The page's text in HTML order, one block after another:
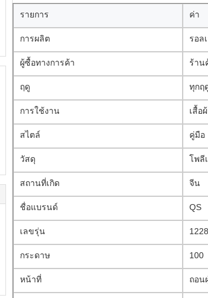
รายการ ค่า
การผลิต รอล
ผู้ซื้อทางการค้า ร้าน
ฤดู ทุกฤ
การใช้งาน เสื้อ
สไตล์ คู่มือ
วัสดุ โพลี
สถานที่เกิด จีน
ชื่อแบรนด์ QS
เลขรุ่น 1228
กระดาษ 100
หน้าที่ ถอน